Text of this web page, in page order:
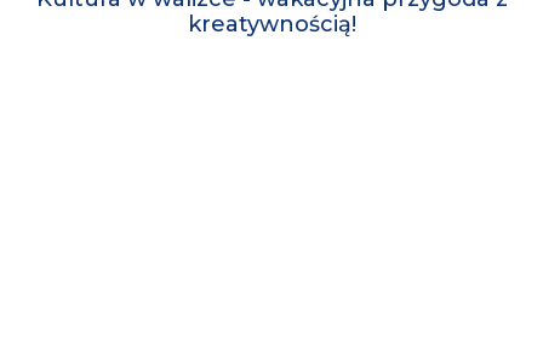
kreatywnością!